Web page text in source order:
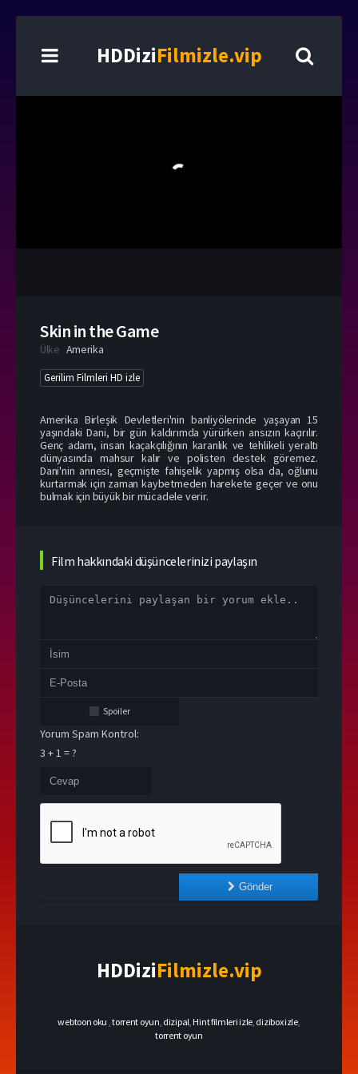
HDDiziFilmizle.vip
Skin in the Game
Ülke Amerika
Gerilim Filmleri HD izle
Amerika Birleşik Devletleri'nin banliyölerinde yaşayan 15
yaşındaki Dani, bir gün kaldırımda yürürken ansızın kaçırılır.
Genç adam, insan kaçakçılığının karanlık ve tehlikeli yeraltı
dünyasında mahsur kalır ve polisten destek göremez.
Dani'nin annesi, geçmişte fahişelik yapmış olsa da, oğlunu
kurtarmak için zaman kaybetmeden harekete geçer ve onu
bulmak için büyük bir mücadele verir.
Film hakkındaki düşüncelerinizi paylaşın
Spoiler
Yorum Spam Kontrol:
3 + 1 = ?
Gönder
HDDiziFilmizle.vip
webtoon oku ,torrent oyun dizipal Hint filmleri izle dizibox izle,
torrent oyun